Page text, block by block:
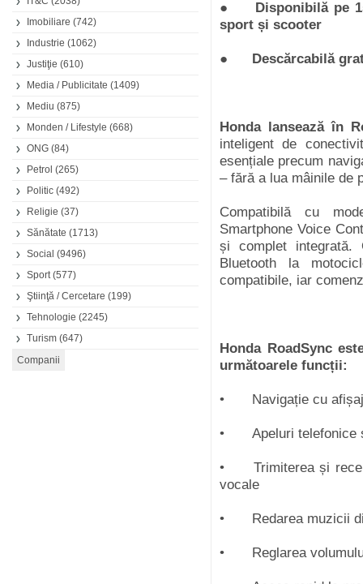
Imobiliare (742)
Industrie (1062)
Justiţie (610)
Media / Publicitate (1409)
Mediu (875)
Monden / Lifestyle (668)
ONG (84)
Petrol (265)
Politic (492)
Religie (37)
Sănătate (1713)
Social (9496)
Sport(577)
Ştiinţă / Cercetare (199)
Tehnologie (2245)
Turism (647)
●
Disponibilă pe
sport și scooter
● Descărcabilă
Honda lansează în
inteligent de
esențiale precum
– fără a lua mâinile de
Compatibilă cu
Smartphone Voice
și complet integrată.
Bluetooth la
compatibile, iar
Honda RoadSync
următoarele funcții:
• Navigație cu
• Apeluri telefonice
•
Trimiterea și
vocale
• Redarea muzicii
• Reglarea